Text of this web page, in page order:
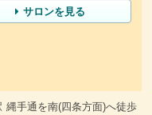
サロンを見る
縄手通を南(四条方面)へ徒歩